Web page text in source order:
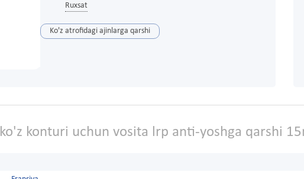
Ruxsat
Ko'z atrofidagi ajinlarga qarshi
ko'z konturi uchun vosita lrp anti-yoshga qarshi